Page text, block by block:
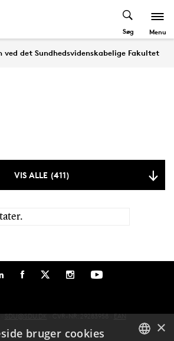
Søg Menu
ved det Sundhedsvidenskabelige Fakultet
VIS ALLE (411)
SDU@SDU.DK· CVR-NR: 29283958 ·EAN
×
bruger cookies